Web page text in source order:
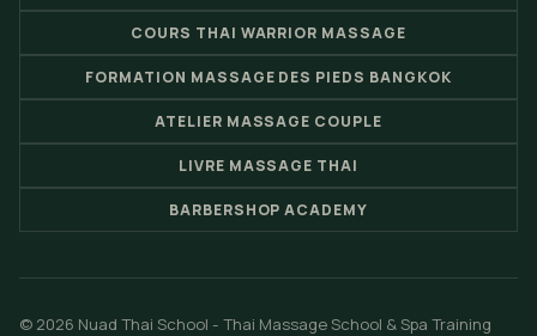
COURS THAI WARRIOR MASSAGE
FORMATION MASSAGE DES PIEDS BANGKOK
ATELIER MASSAGE COUPLE
LIVRE MASSAGE THAI
BARBERSHOP ACADEMY
© 2026 Nuad Thai School - Thai Massage School & Spa Training